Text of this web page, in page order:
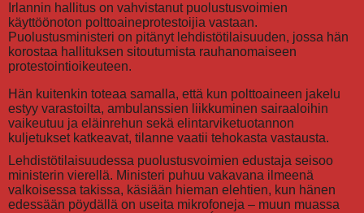
Irlannin hallitus on vahvistanut puolustusvoimien
käyttöönoton polttoaineprotestoijia vastaan.
Puolustusministeri on pitänyt lehdistötilaisuuden, jossa hän
korostaa hallituksen sitoutumista rauhanomaiseen
protestointioikeuteen.
Hän kuitenkin toteaa samalla, että kun polttoaineen jakelu
estyy varastoilta, ambulanssien liikkuminen sairaaloihin
vaikeutuu ja eläinrehun sekä elintarviketuotannon
kuljetukset katkeavat, tilanne vaatii tehokasta vastausta.
Lehdistötilaisuudessa puolustusvoimien edustaja seisoo
ministerin vierellä. Ministeri puhuu vakavana ilmeenä
valkoisessa takissa, käsiään hieman elehtien, kun hänen
edessään pöydällä on useita mikrofoneja – muun muassa